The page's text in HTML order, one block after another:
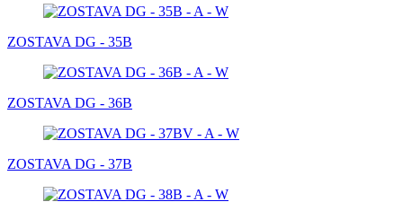
ZOSTAVA DG - 35B
ZOSTAVA DG - 36B
ZOSTAVA DG - 37B